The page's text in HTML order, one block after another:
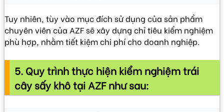
Tuy nhiên, tùy vào mục đích sử dụng của sản phẩm
chuyên viên của AZF sẽ xây dựng chỉ tiêu kiểm nghiệm
phù hợp, nhằm tiết kiệm chi phí cho doanh nghiệp.
5. Quy trình thực hiện kiểm nghiệm trái
cây sấy khô tại AZF như sau: